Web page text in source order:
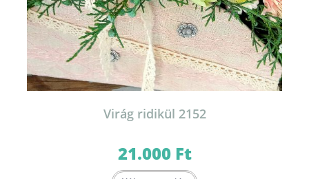
Virág ridikül 2152
21.000 Ft